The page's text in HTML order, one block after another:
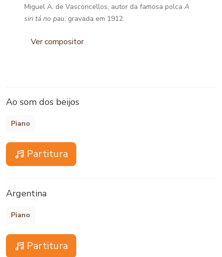
Miguel A. de Vasconcellos, autor da famosa polcaA
siri tá no pau, gravada em 1912.
Ver compositor
Ao som dos beijos
Piano
Partitura
Argentina
Piano
Partitura